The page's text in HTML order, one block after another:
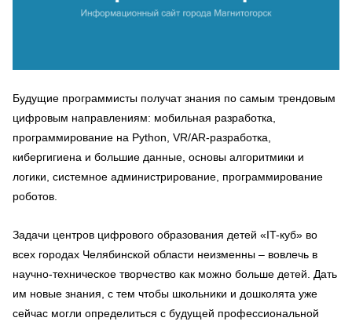
Будущие программисты получат знания по самым трендовым
цифровым направлениям: мобильная разработка,
программирование на Python, VR/AR-разработка,
кибергигиена и большие данные, основы алгоритмики и
логики, системное администрирование, программирование
роботов.
Задачи центров цифрового образования детей «IT-куб» во
всех городах Челябинской области неизменны – вовлечь в
научно-техническое творчество как можно больше детей. Дать
им новые знания, с тем чтобы школьники и дошколята уже
сейчас могли определиться с будущей профессиональной